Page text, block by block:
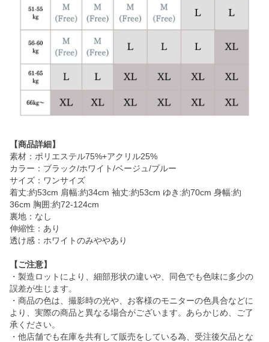
【商品詳細】
素材：ポリエステル75%+アクリル25%
カラー：ブラック/ホワイト/ベージュ/ブルー
サイズ：ワンサイズ
着丈:約53cm 肩幅:約34cm 袖丈:約53cm ゆき:約70cm 身幅:約
36cm 胸囲:約72-124cm
裏地：なし
伸縮性：あり
透け感：ホワイトのみややあり
【ご注意】
・製造ロットにより、細部形状の違いや、同色でも色味に多少の
誤差が生じます。
・商品の色は、撮影時の光や、お客様のモニターの色具合などに
より、実際の商品と異なる場合がございます。あらかじめ、ご了
承ください。
・他店舗でも在庫を共有して販売をしている為、受注後欠品とな